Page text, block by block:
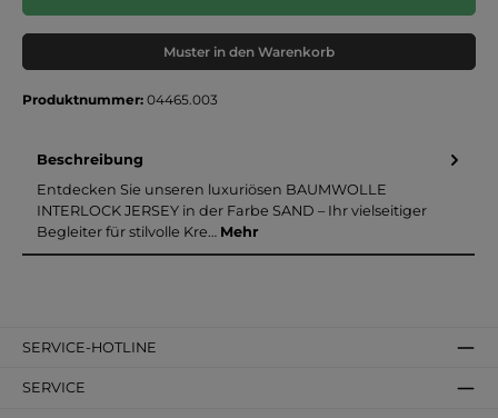
Muster in den Warenkorb
Produktnummer: 04465.003
Beschreibung
Entdecken Sie unseren luxuriösen BAUMWOLLE
INTERLOCK JERSEY in der Farbe SAND – Ihr vielseitiger
Begleiter für stilvolle Kre… Mehr
SERVICE-HOTLINE
SERVICE